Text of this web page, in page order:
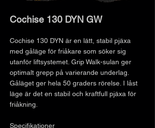
Cochise 130 DYN GW
Cochise 130 DYN är en lätt, stabil pjäxa
med gåläge för friåkare som söker sig
utanför liftsystemet. Grip Walk-sulan ger
optimalt grepp på varierande underlag.
Gåläget ger hela 50 graders rörelse. I låst
läge är det en stabil och kraftfull pjäxa för
friåkning.
Specifikationer